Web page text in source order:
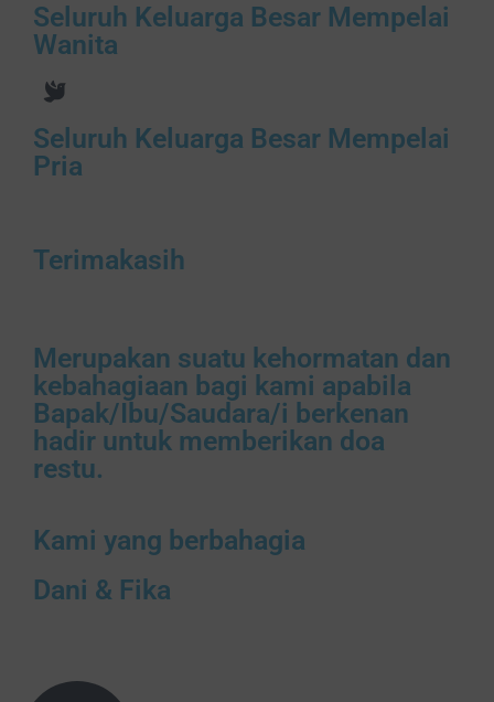
Seluruh Keluarga Besar Mempelai
Wanita
Seluruh Keluarga Besar Mempelai
Pria
Terimakasih
Merupakan suatu kehormatan dan
kebahagiaan bagi kami apabila
Bapak/Ibu/Saudara/i berkenan
hadir untuk memberikan doa
restu.
Kami yang berbahagia
Dani & Fika